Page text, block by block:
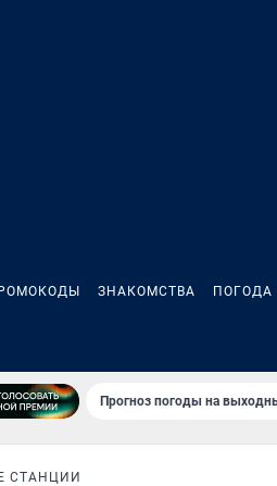
ЗНАКОМСТВА ПОГОДА
Прогноз погоды на
СТАНЦИИ